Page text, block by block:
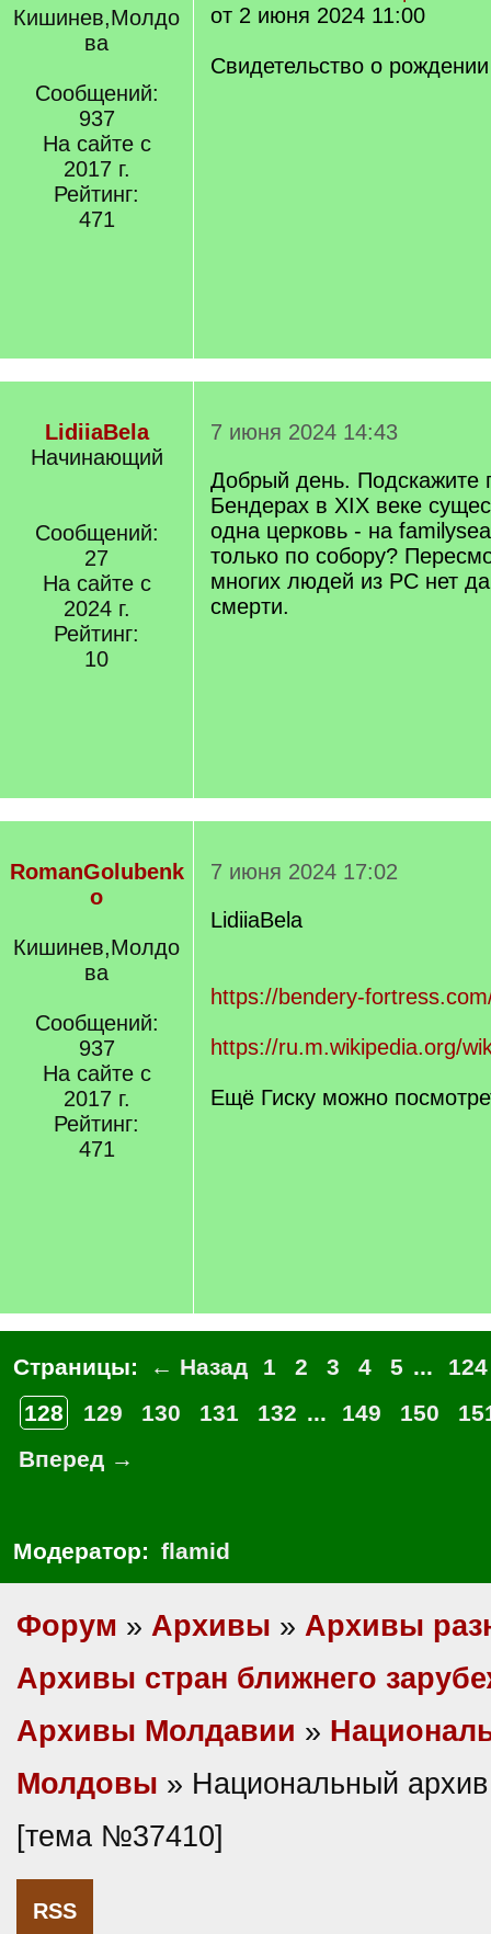
Кишинев,Молдо
ва
Сообщений:
937
На сайте с
2017 г.
Рейтинг:
471
от 2 июня 2024 11:00
Свидетельство о рождении
LidiiaBela
Начинающий
Сообщений:
27
На сайте с
2024 г.
Рейтинг:
10
7 июня 2024 14:43
Добрый день. Подскажите
Бендерах в XIX веке
одна церковь - на
только по собору?
многих людей из РС нет
смерти.
RomanGolubenk
o
Кишинев,Молдо
ва
Сообщений:
937
На сайте с
2017 г.
Рейтинг:
471
7 июня 2024 17:02
LidiiaBela
https://bendery-
https://ru.m.wikipedia.org/
Ещё Гиску можно
Страницы: ← Назад 1 2 3 4 5 ...
124
128
129 130 131 132 ... 149 150
Вперед →
Модератор: flamid
Форум » Архивы » Архивы
Архивы стран ближнего
Архивы Молдавии »
Молдовы » Национальный
[тема №37410]
RSS